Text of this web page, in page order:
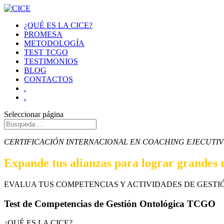
¿QUÉ ES LA CICE?
PROMESA
METODOLOGÍA
TEST TCGO
TESTIMONIOS
BLOG
CONTACTOS
.
.
Seleccionar página
CERTIFICACIÓN INTERNACIONAL EN COACHING
Expande tus alianzas para lograr grandes
EVALUA TUS COMPETENCIAS Y ACTIVIDADES DE
Test de Competencias de Gestión Ontológica TCGO